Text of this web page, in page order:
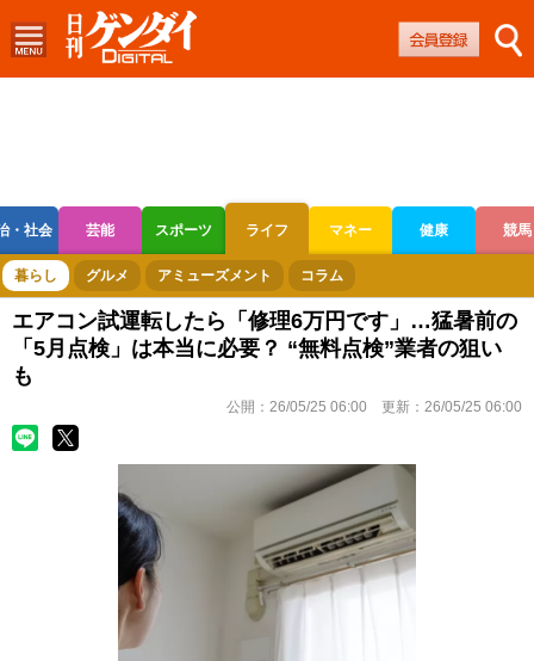
・社会 芸能 スポーツ ライフ マネー 健康 競馬
ボートレース 競輪 オートレース
暮らし グルメ アミューズメント コラム
エアコン試運転したら「修理6万円です」…猛暑前の
「5月点検」は本当に必要？ “無料点検”業者の狙い
も
公開： 26/05/25 06:00 更新： 26/05/25 06:00